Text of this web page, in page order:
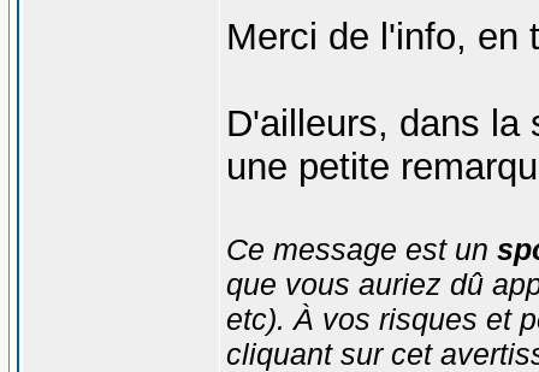
Merci de l'info, en
D'ailleurs, dans la
une petite
Ce message est un
que vous auriez dû
etc). À vos risques et
cliquant sur cet